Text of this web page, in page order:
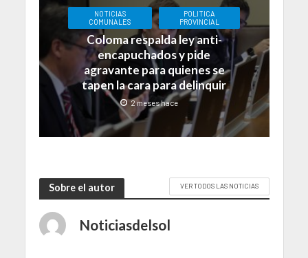
NOTICIAS
COMUNALES
POLITICA
PROVINCIAL
Coloma respalda ley anti-
encapuchados y pide
agravante para quienes se
tapen la cara para delinquir
2 meses hace
Sobre el autor VER TODOS LAS NOTICIAS
Noticiasdelsol